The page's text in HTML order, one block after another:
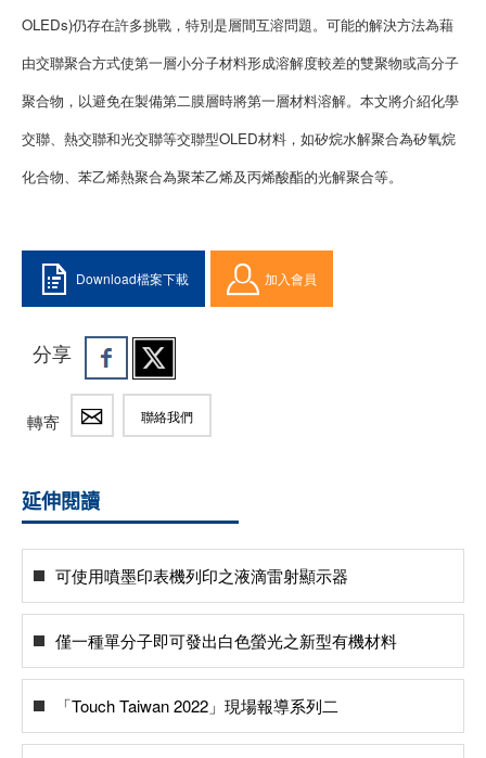
OLEDs)仍存在許多挑戰，特別是層間互溶問題。可能的解決方法為藉
由交聯聚合方式使第一層小分子材料形成溶解度較差的雙聚物或高分子
聚合物，以避免在製備第二膜層時將第一層材料溶解。本文將介紹化學
交聯、熱交聯和光交聯等交聯型OLED材料，如矽烷水解聚合為矽氧烷
化合物、苯乙烯熱聚合為聚苯乙烯及丙烯酸酯的光解聚合等。
Download檔案下載 加入會員
分享
轉寄 聯絡我們
延伸閱讀
可使用噴墨印表機列印之液滴雷射顯示器
僅一種單分子即可發出白色螢光之新型有機材料
「Touch Taiwan 2022」現場報導系列二